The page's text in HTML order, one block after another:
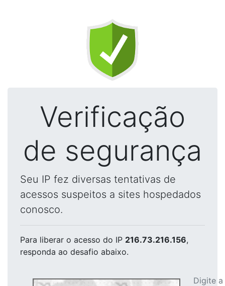
Verificação
de segurança
Seu IP fez diversas tentativas de
acessos suspeitos a sites hospedados
conosco.
Para liberar o acesso do IP 216.73.216.156,
responda ao desafio abaixo.
Digite